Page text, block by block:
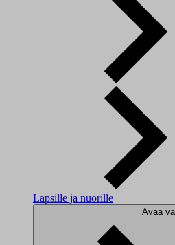
Lapsille ja nuorille
Avaa